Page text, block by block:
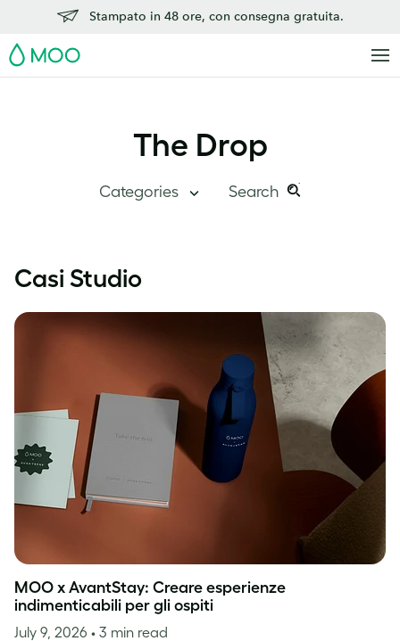
Stampato in 48 ore, con consegna gratuita.
MOO
The Drop
Categories Search
Storie di successo
Ispirazione
this
site:
Search
Casi Studio
MOO x AvantStay: Creare esperienze
indimenticabili per gli ospiti
July 9, 2026 • 3 min read